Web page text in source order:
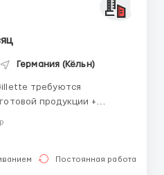
Германия (Кёльн)
требуются
продукции +
Постоянная работа